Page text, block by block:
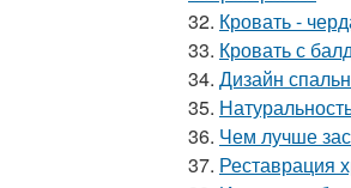
32. Кровать -
33. Кровать с
34. Дизайн
35.
36. Чем лучше
37. Реставрация